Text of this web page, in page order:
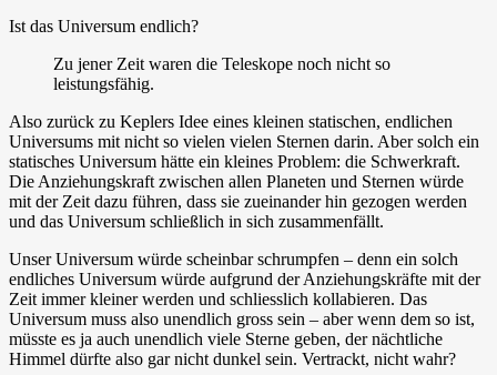
Ist das Universum endlich?
Zu jener Zeit waren die Teleskope noch nicht so
leistungsfähig.
Also zurück zu Keplers Idee eines kleinen statischen, endlichen
Universums mit nicht so vielen vielen Sternen darin. Aber solch ein
statisches Universum hätte ein kleines Problem: die Schwerkraft.
Die Anziehungskraft zwischen allen Planeten und Sternen würde
mit der Zeit dazu führen, dass sie zueinander hin gezogen werden
und das Universum schließlich in sich zusammenfällt.
Unser Universum würde scheinbar schrumpfen – denn ein solch
endliches Universum würde aufgrund der Anziehungskräfte mit der
Zeit immer kleiner werden und schliesslich kollabieren. Das
Universum muss also unendlich gross sein – aber wenn dem so ist,
müsste es ja auch unendlich viele Sterne geben, der nächtliche
Himmel dürfte also gar nicht dunkel sein. Vertrackt, nicht wahr?